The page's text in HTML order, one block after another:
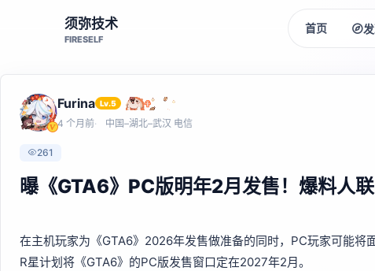
须弥技术
FIRESELF
首页
头衔
头衔
Furina Lv.5
4 个月前 中国–湖北–武汉 电信
261
曝《GTA6》PC版明年2月发售！爆料人
在主机玩家为《GTA6》2026年发售做准备的同时，PC玩家可能将
R星计划将《GTA6》的PC版发售窗口定在2027年2月。